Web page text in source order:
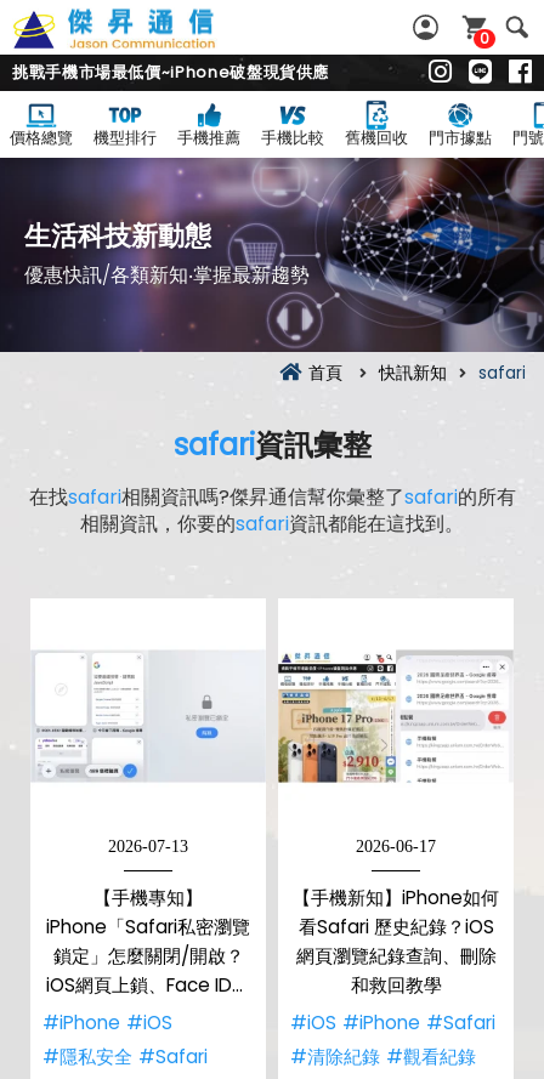
0
挑戰手機市場最低價~iPhone破盤現貨供應
價格總覽 機型排行 手機推薦 手機比較 舊機回收 門市據點 門
生活科技新動態
優惠快訊/各類新知‧掌握最新趨勢
首頁 快訊新知 safari
safari資訊彙整
在找safari相關資訊嗎?傑昇通信幫你彙整了safari的所有
相關資訊，你要的safari資訊都能在這找到。
2026-07-13
【手機專知】
iPhone「Safari私密瀏覽
鎖定」怎麼關閉/開啟？
iOS網頁上鎖、Face ID解
除教學！
#iPhone #iOS
#隱私安全 #Safari
2026-06-17
【手機新知】iPhone如何
看Safari 歷史紀錄？iOS
網頁瀏覽紀錄查詢、刪除
和救回教學
#iOS #iPhone #Safari
#清除紀錄 #觀看紀錄